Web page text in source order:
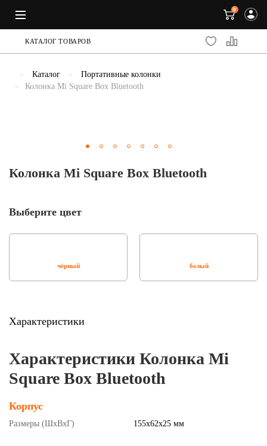
0
КАТАЛОГ ТОВАРОВ
Каталог
Портативные колонки
Колонка Mi Square Box Bluetooth
Колонка Mi Square Box Bluetooth
Выберите цвет
чёрный белый
Характеристики
Характеристики Колонка Mi
Square Box Bluetooth
Корпус
Размеры (ШxВxГ) 155x62x25 мм